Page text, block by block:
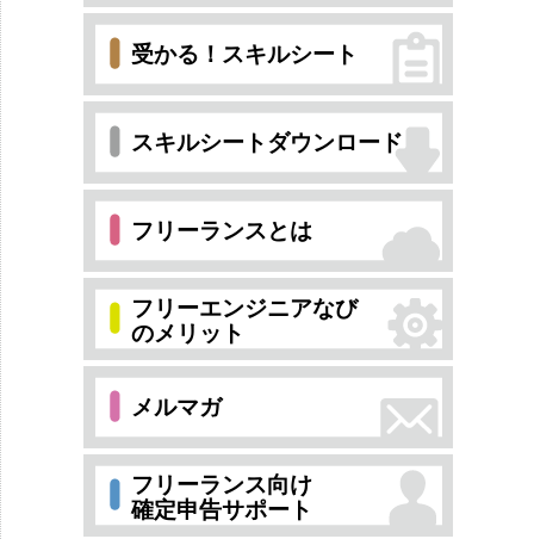
受かる！スキルシート
スキルシートダウンロード
フリーランスとは
フリーエンジニアなび
のメリット
メルマガ
フリーランス向け
確定申告サポート